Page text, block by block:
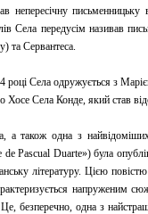
непересічну
Села передусім називав
та Сервантеса.
році Села одружується з
Хосе Села Конде, який став
а також одна з
de Pascual Duarte») була
літературу. Цією
напруженим
безперечно, одна з